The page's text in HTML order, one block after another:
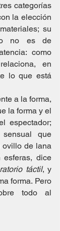
categorías
la elección
su
no es de
como
en
lo que está
a la forma,
la forma y el
espectador;
que
ovillo de lana
dice
táctil, y
forma. Pero
todo al